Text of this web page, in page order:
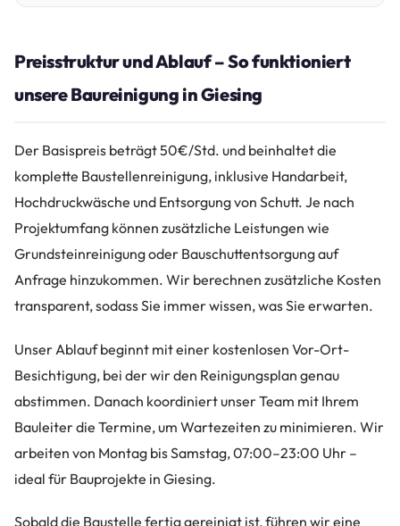
Preisstruktur und Ablauf – So funktioniert
unsere Baureinigung in Giesing
Der Basispreis beträgt 50€/Std. und beinhaltet die
komplette Baustellenreinigung, inklusive Handarbeit,
Hochdruckwäsche und Entsorgung von Schutt. Je nach
Projektumfang können zusätzliche Leistungen wie
Grundsteinreinigung oder Bauschuttentsorgung auf
Anfrage hinzukommen. Wir berechnen zusätzliche Kosten
transparent, sodass Sie immer wissen, was Sie erwarten.
Unser Ablauf beginnt mit einer kostenlosen Vor-Ort-
Besichtigung, bei der wir den Reinigungsplan genau
abstimmen. Danach koordiniert unser Team mit Ihrem
Bauleiter die Termine, um Wartezeiten zu minimieren. Wir
arbeiten von Montag bis Samstag, 07:00–23:00 Uhr –
ideal für Bauprojekte in Giesing.
Sobald die Baustelle fertig gereinigt ist, führen wir eine